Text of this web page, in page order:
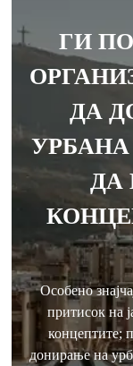
ГИ
ДА
ДА
Особено
притисок на
концептите;
донирање на